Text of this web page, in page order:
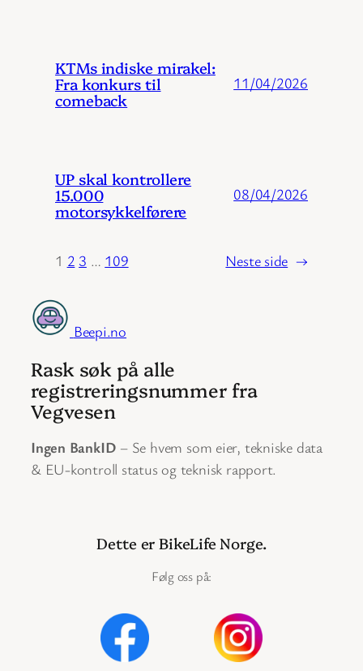
KTMs indiske mirakel:
Fra konkurs til
comeback
11/04/2026
UP skal kontrollere
15.000
motorsykkelførere
08/04/2026
1 2 3 … 109 Neste side →
Beepi.no
Rask søk på alle
registreringsnummer fra
Vegvesen
Ingen BankID – Se hvem som eier, tekniske data
& EU-kontroll status og teknisk rapport.
Dette er BikeLife Norge.
Følg oss på: